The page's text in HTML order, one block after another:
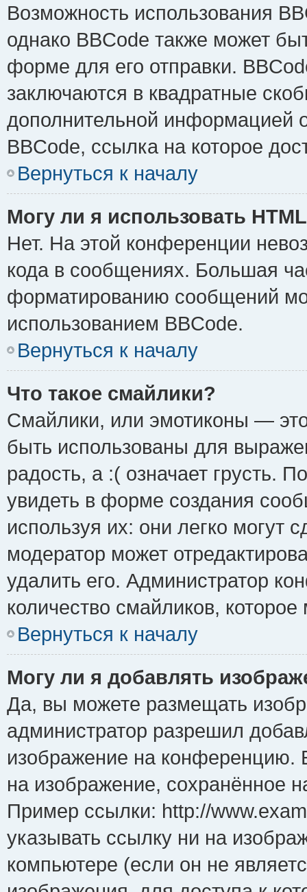
Возможность использования
однако BBCode также может
форме для его отправки.
заключаются в квадратные
дополнительной информацией
BBCode, ссылка на которое
Вернуться к началу
Могу ли я использовать
Нет. На этой конференции
кода в сообщениях. Большая
форматированию сообщений
использованием BBCode.
Вернуться к началу
Что такое смайлики?
Смайлики, или эмотиконы —
быть использованы для
радость, а :( означает грусть.
увидеть в форме создания
используя их: они легко могут
модератор может
удалить его. Администратор
количество смайликов,
Вернуться к началу
Могу ли я добавлять
Да, вы можете размещать
администратор разрешил
изображение на конференцию.
на изображение, сохранённое
Пример ссылки: http://
указывать ссылку ни на
компьютере (если он не